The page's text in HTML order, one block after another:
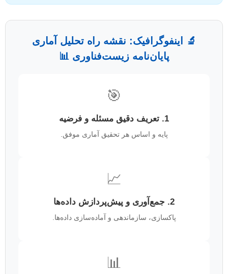
🔬 اینفوگرافیک: نقشه راه تحلیل آماری
پایان‌نامه زیست‌فناوری 📊
🎯
1. تعریف دقیق مسئله و فرضیه
پایه و اساس هر تحقیق آماری موفق.
📈
2. جمع‌آوری و پیش‌پردازش داده‌ها
پاکسازی، سازماندهی و آماده‌سازی داده‌ها.
📊